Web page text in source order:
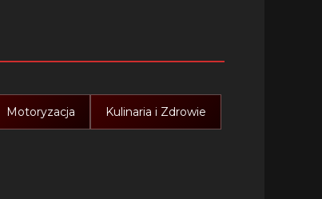
Motoryzacja Kulinaria i Zdrowie